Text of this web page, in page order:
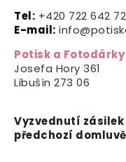
Tel: +420 722 642
E-mail:
Potisk a Fotodárky
Josefa Hory 361
Libušín 273 06
Vyzvednutí zásilek
předchozí